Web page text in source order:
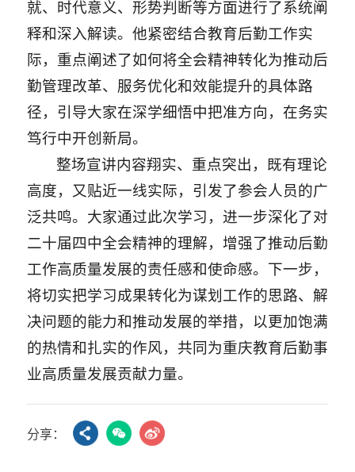
就、时代意义、形势判断等方面进行了系统阐
释和深入解读。他紧密结合教育后勤工作实
际，重点阐述了如何将全会精神转化为推动后
勤管理改革、服务优化和效能提升的具体路
径，引导大家在深学细悟中把准方向，在务实
笃行中开创新局。
整场宣讲内容翔实、重点突出，既有理论
高度，又贴近一线实际，引发了参会人员的广
泛共鸣。大家通过此次学习，进一步深化了对
二十届四中全会精神的理解，增强了推动后勤
工作高质量发展的责任感和使命感。下一步，
将切实把学习成果转化为谋划工作的思路、解
决问题的能力和推动发展的举措，以更加饱满
的热情和扎实的作风，共同为重庆教育后勤事
业高质量发展贡献力量。
分享：